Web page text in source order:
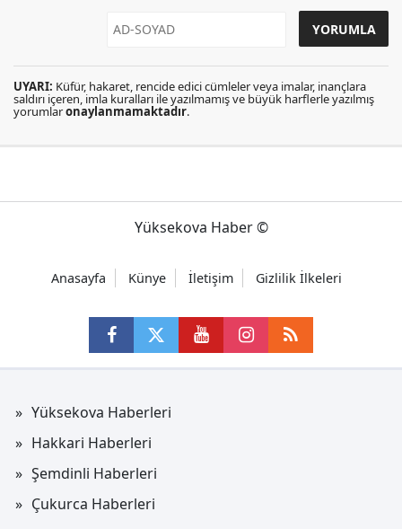
UYARI: Küfür, hakaret, rencide edici cümleler veya imalar, inançlara
saldırı içeren, imla kuralları ile yazılmamış ve büyük harflerle yazılmış
yorumlaronaylanmamaktadır.
Yüksekova Haber ©
Anasayfa Künye İletişim Gizlilik İlkeleri
Yüksekova Haberleri
Hakkari Haberleri
Şemdinli Haberleri
Çukurca Haberleri